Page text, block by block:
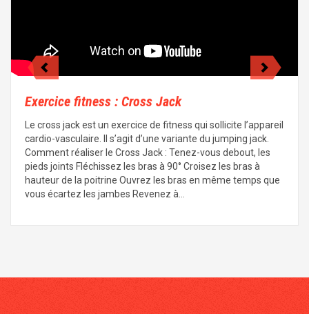
Exercice fitness : Cross Jack
Le cross jack est un exercice de fitness qui sollicite l’appareil
cardio-vasculaire. Il s’agit d’une variante du jumping jack.
Comment réaliser le Cross Jack : Tenez-vous debout, les
pieds joints Fléchissez les bras à 90° Croisez les bras à
hauteur de la poitrine Ouvrez les bras en même temps que
vous écartez les jambes Revenez à…